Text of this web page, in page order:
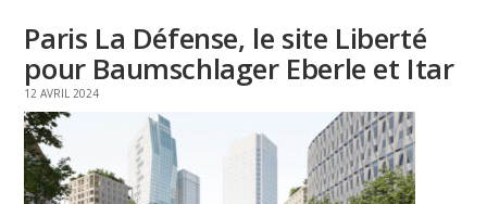
Paris La Défense, le site Liberté
pour Baumschlager Eberle et Itar
12 AVRIL 2024